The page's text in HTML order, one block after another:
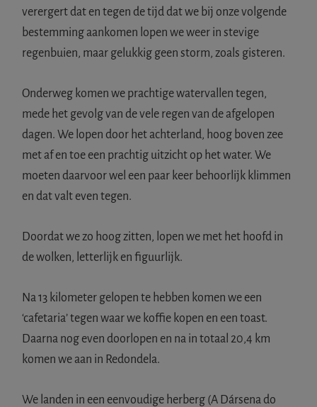
verergert dat en tegen de tijd dat we bij onze volgende
bestemming aankomen lopen we weer in stevige
regenbuien, maar gelukkig geen storm, zoals gisteren.
Onderweg komen we prachtige watervallen tegen,
mede het gevolg van de vele regen van de afgelopen
dagen. We lopen door het achterland, hoog boven zee
met af en toe een prachtig uitzicht op het water. We
moeten daarvoor wel een paar keer behoorlijk klimmen
en dat valt even tegen.
Doordat we zo hoog zitten, lopen we met het hoofd in
de wolken, letterlijk en figuurlijk.
Na 13 kilometer gelopen te hebben komen we een
‘cafetaria’ tegen waar we koffie kopen en een toast.
Daarna nog even doorlopen en na in totaal 20,4 km
komen we aan in Redondela.
We landen in een eenvoudige herberg (A Dársena do